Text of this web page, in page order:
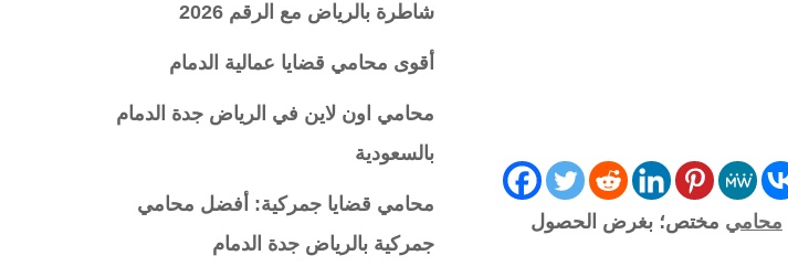
محامي مختص؛ بغرض الحصول
شاطرة بالرياض مع الرقم 2026
أقوى محامي قضايا عمالية الدمام
محامي اون لاين في الرياض جدة الدمام
بالسعودية
محامي قضايا جمركية: أفضل محامي
جمركية بالرياض جدة الدمام